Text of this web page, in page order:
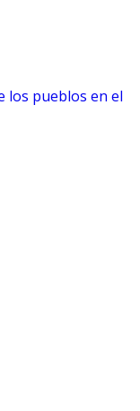
los pueblos en el